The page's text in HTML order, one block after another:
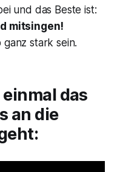
und das Beste ist:
mitsingen!
ganz stark sein.
das
an die